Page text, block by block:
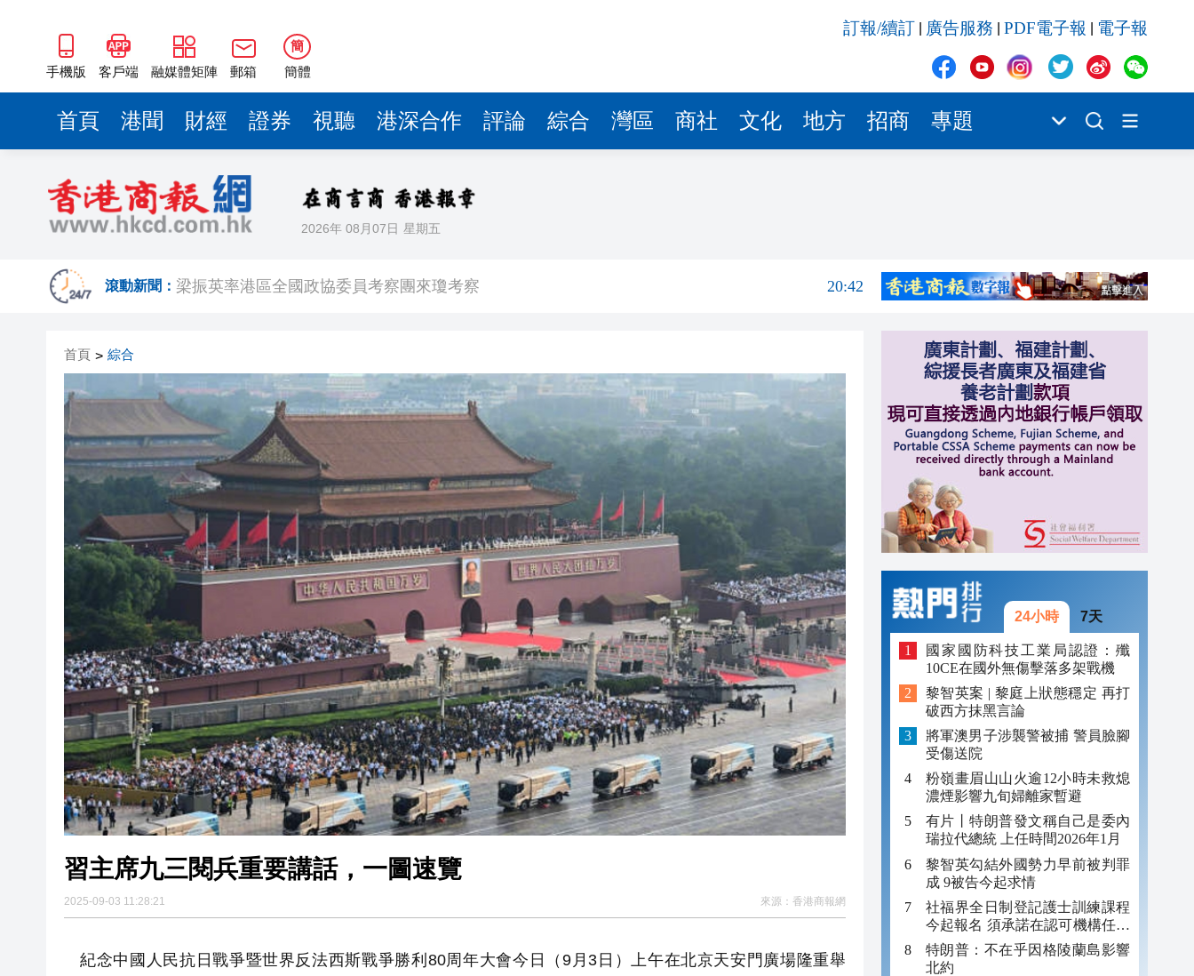
手機版 客戶端 融媒體矩陣 郵箱
簡
簡體
訂報/續訂 廣告服務 PDF電子報 電子報
首頁 港聞 財經 證券 視聽 港深合作 評論 綜合 灣區 商社 文化 地方 招商 專題
2026年 08月07日 星期五
滾動新聞：
山東26戶省屬國企去年合計營收2.58萬億 利潤總額近936億
20:40
瀋陽鐵西校園閱讀活動解鎖閱讀新玩法
閩粵贛三地漢樂藝術家齊聚深圳，共奏客家文化傳承新篇章
20:34
有片丨外交部回應特朗普委內瑞拉石油言論 拉美國家有權自主選擇合作夥伴
20:31
50餘位頂尖專家共話時代命題
海南澄邁文儒煥新升級 五組數據見證文儒沉香從傳統邁向現代
2025年海南儋州以舊換新帶動消費約18億元
20:41
閩粵贛三地漢樂藝術家齊聚深圳，共奏客家文化傳承新篇章
20:34
有片丨外交部回應特朗普委內瑞拉石油言論 拉美國家有權自主選擇合作夥伴
50餘位頂尖專家共話時代命題
20:55
海南澄邁文儒煥新升級 五組數據見證文儒沉香從傳統邁向現代
梁振英率港區全國政協委員考察團來瓊考察
2025年海南儋州以舊換新帶動消費約18億元
20:41
山東26戶省屬國企去年合計營收2.58萬億 利潤總額近936億
20:40
瀋陽鐵西校園閱讀活動解鎖閱讀新玩法
20:39
閩粵贛三地漢樂藝術家齊聚深圳，共奏客家文化傳承新篇章
有片丨外交部回應特朗普委內瑞拉石油言論 拉美國家有權自主選擇合作夥伴
20:31
首頁 > 綜合
習主席九三閱兵重要講話，一圖速覽
2025-09-03 11:28:21 來源： 香港商報網
紀念中國人民抗日戰爭暨世界反法西斯戰爭勝利80周年大會今日（9月3日） 上午在北京天安門廣場隆重舉
24小時 7天
國家國防科技工業局認證：殲
10CE在國外無傷擊落多架戰機
黎智英案 | 黎庭上狀態穩定 再打
破西方抹黑言論
將軍澳男子涉襲警被捕 警員臉腳
受傷送院
粉嶺畫眉山山火逾12小時未救熄
濃煙影響九旬婦離家暫避
有片丨特朗普發文稱自己是委內
瑞拉代總統 上任時間2026年1月
黎智英勾結外國勢力早前被判罪
成 9被告今起求情
社福界全日制登記護士訓練課程
今起報名 須承諾在認可機構任職
至少三年
特朗普：不在乎因格陵蘭島影響
北約